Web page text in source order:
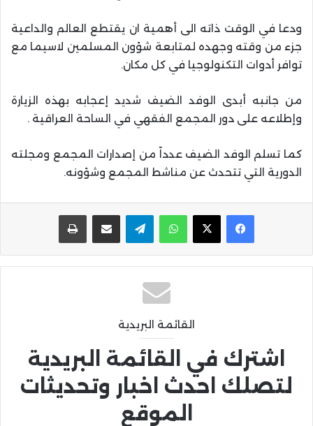
ودعا في الوقت ذاته الى أهمية ان يقتطع العالم والداعية
جزء من وقته وجهده لمتابعة شؤون المسلمين لاسيما مع
توافر أدوات التكنولوجيا في كل مكان.
من جانبه أبدى الوفد الضيف شديد إعجابه بهذه الزيارة
وإطلاعه على دور المجمع الفقهي في الساحة العراقية .
كما تسلم الوفد الضيف عدداً من إصدارات المجمع ومجلته
الدورية التي تتحدث عن مناشط المجمع وشؤونه.
واتساب تيلقرام مشاركة عبر البريد
القائمة البريدية
اشترك في القائمة البريدية
لتصلك احدث اخبار وتحديثات
الموقع